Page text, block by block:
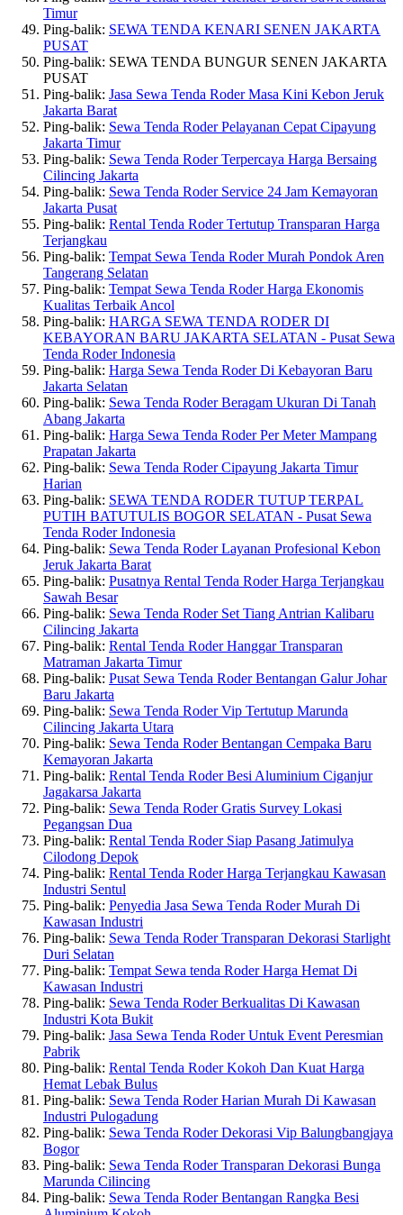
Timur
Ping-balik: SEWA TENDA KENARI SENEN JAKARTA
PUSAT
Ping-balik: SEWA TENDA BUNGUR SENEN JAKARTA
PUSAT
Ping-balik: Jasa Sewa Tenda Roder Masa Kini Kebon Jeruk
Jakarta Barat
Ping-balik: Sewa Tenda Roder Pelayanan Cepat Cipayung
Jakarta Timur
Ping-balik: Sewa Tenda Roder Terpercaya Harga Bersaing
Cilincing Jakarta
Ping-balik: Sewa Tenda Roder Service 24 Jam Kemayoran
Jakarta Pusat
Ping-balik: Rental Tenda Roder Tertutup Transparan Harga
Terjangkau
Ping-balik: Tempat Sewa Tenda Roder Murah Pondok Aren
Tangerang Selatan
Ping-balik: Tempat Sewa Tenda Roder Harga Ekonomis
Kualitas Terbaik Ancol
Ping-balik: HARGA SEWA TENDA RODER DI
KEBAYORAN BARU JAKARTA SELATAN - Pusat Sewa
Tenda Roder Indonesia
Ping-balik: Harga Sewa Tenda Roder Di Kebayoran Baru
Jakarta Selatan
Ping-balik: Sewa Tenda Roder Beragam Ukuran Di Tanah
Abang Jakarta
Ping-balik: Harga Sewa Tenda Roder Per Meter Mampang
Prapatan Jakarta
Ping-balik: Sewa Tenda Roder Cipayung Jakarta Timur
Harian
Ping-balik: SEWA TENDA RODER TUTUP TERPAL
PUTIH BATUTULIS BOGOR SELATAN - Pusat Sewa
Tenda Roder Indonesia
Ping-balik: Sewa Tenda Roder Layanan Profesional Kebon
Jeruk Jakarta Barat
Ping-balik: Pusatnya Rental Tenda Roder Harga Terjangkau
Sawah Besar
Ping-balik: Sewa Tenda Roder Set Tiang Antrian Kalibaru
Cilincing Jakarta
Ping-balik: Rental Tenda Roder Hanggar Transparan
Matraman Jakarta Timur
Ping-balik: Pusat Sewa Tenda Roder Bentangan Galur Johar
Baru Jakarta
Ping-balik: Sewa Tenda Roder Vip Tertutup Marunda
Cilincing Jakarta Utara
Ping-balik: Sewa Tenda Roder Bentangan Cempaka Baru
Kemayoran Jakarta
Ping-balik: Rental Tenda Roder Besi Aluminium Ciganjur
Jagakarsa Jakarta
Ping-balik: Sewa Tenda Roder Gratis Survey Lokasi
Pegangsan Dua
Ping-balik: Rental Tenda Roder Siap Pasang Jatimulya
Cilodong Depok
Ping-balik: Rental Tenda Roder Harga Terjangkau Kawasan
Industri Sentul
Ping-balik: Penyedia Jasa Sewa Tenda Roder Murah Di
Kawasan Industri
Ping-balik: Sewa Tenda Roder Transparan Dekorasi Starlight
Duri Selatan
Ping-balik: Tempat Sewa tenda Roder Harga Hemat Di
Kawasan Industri
Ping-balik: Sewa Tenda Roder Berkualitas Di Kawasan
Industri Kota Bukit
Ping-balik: Jasa Sewa Tenda Roder Untuk Event Peresmian
Pabrik
Ping-balik: Rental Tenda Roder Kokoh Dan Kuat Harga
Hemat Lebak Bulus
Ping-balik: Sewa Tenda Roder Harian Murah Di Kawasan
Industri Pulogadung
Ping-balik: Sewa Tenda Roder Dekorasi Vip Balungbangjaya
Bogor
Ping-balik: Sewa Tenda Roder Transparan Dekorasi Bunga
Marunda Cilincing
Ping-balik: Sewa Tenda Roder Bentangan Rangka Besi